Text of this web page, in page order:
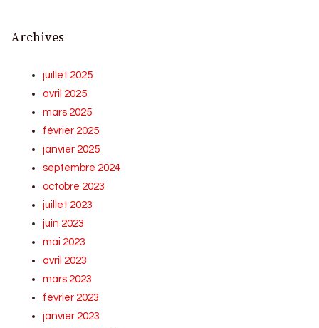
Archives
juillet 2025
avril 2025
mars 2025
février 2025
janvier 2025
septembre 2024
octobre 2023
juillet 2023
juin 2023
mai 2023
avril 2023
mars 2023
février 2023
janvier 2023